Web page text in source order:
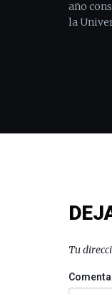
año
la
Tu